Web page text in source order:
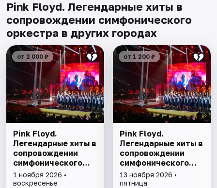
Pink Floyd. Легендарные хиты в
сопровождении симфонического
оркестра в других городах
от 2 000 ₽
Pink Floyd.
Легендарные хиты в
сопровождении
симфонического
оркестра
1 ноября 2026 •
воскресенье
от 1 200 ₽
Pink Floyd.
Легендарные хиты в
сопровождении
симфонического
оркестра
13 ноября 2026 •
пятница